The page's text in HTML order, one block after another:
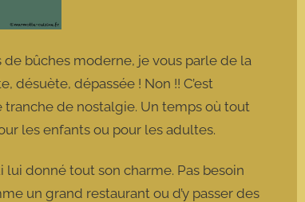
de bûches moderne, je vous parle de la
désuète, dépassée ! Non !! C’est
tranche de nostalgie. Un temps où tout
les enfants ou pour les adultes.
donné tout son charme. Pas besoin
un grand restaurant ou d’y passer des